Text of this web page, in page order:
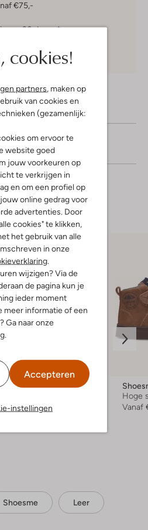
cookies!
partners, maken op
van cookies en
(gezamenlijk:
om ervoor te
website goed
jouw voorkeuren op
te verkrijgen in
en om een profiel op
online gedrag voor
advertenties. Door
cookies" te klikken,
het gebruik van alle
in onze
.
wijzigen? Via de
de pagina kun je
ieder moment
meer informatie of een
Ga naar onze
.
Accepteren
instellingen
€75,-
30 dagen*
Shoesme
Vanaf € 89,99
Hoge
Vanaf
Shoesme Leer